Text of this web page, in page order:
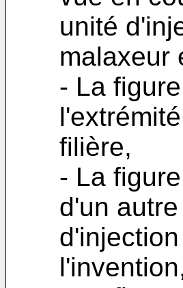
unité
malaxeur
- La
filière,
- La
d'un